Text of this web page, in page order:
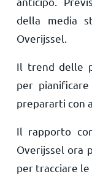
della media
Overijssel.
Il trend delle
per
prepararti con
Il rapporto
Overijssel ora
per tracciare